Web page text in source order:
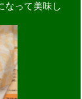
なって美味し